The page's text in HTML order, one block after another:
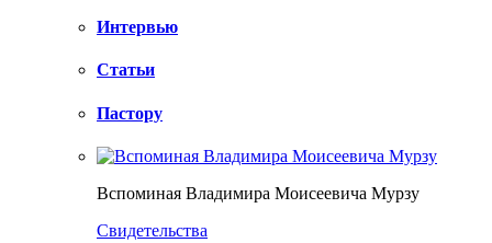
Интервью
Статьи
Пастору
Вспоминая Владимира Моисеевича Мурзу
Свидетельства